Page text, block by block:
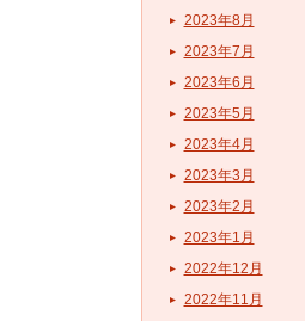
2023年8月
2023年7月
2023年6月
2023年5月
2023年4月
2023年3月
2023年2月
2023年1月
2022年12月
2022年11月